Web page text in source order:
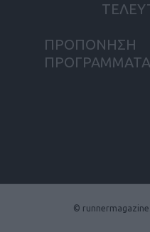
ΠΡΟΠΟΝΗΣΗ
ΠΡΟΓΡΑΜΜΑΤΑ
©